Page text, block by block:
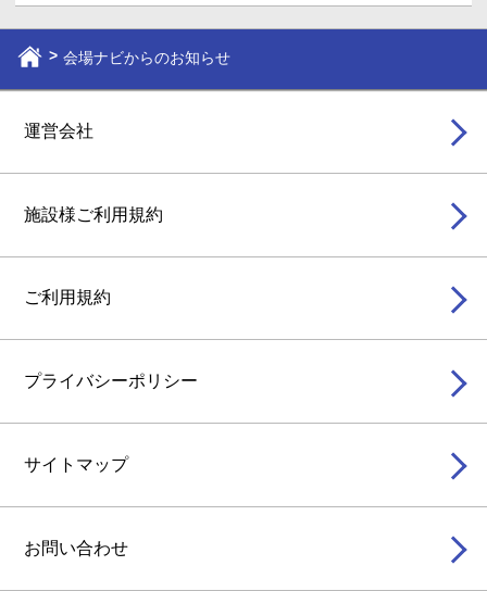
会場ナビからのお知らせ
運営会社
施設様ご利用規約
ご利用規約
プライバシーポリシー
サイトマップ
お問い合わせ